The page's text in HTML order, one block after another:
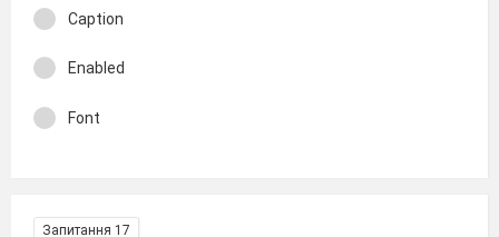
Caption
Enabled
Font
Запитання 17